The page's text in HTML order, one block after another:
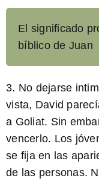
El significado
bíblico de Juan
3. No dejarse
vista, David
a Goliat. Sin
vencerlo. Los
se fija en las
de las personas.